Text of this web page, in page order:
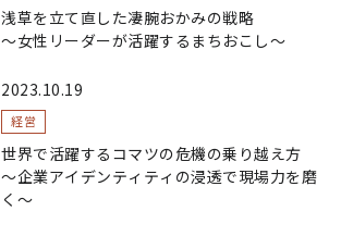
浅草を立て直した凄腕おかみの戦略
〜女性リーダーが活躍するまちおこし〜
2023.10.19
経営
世界で活躍するコマツの危機の乗り越え方
〜企業アイデンティティの浸透で現場力を磨
く〜